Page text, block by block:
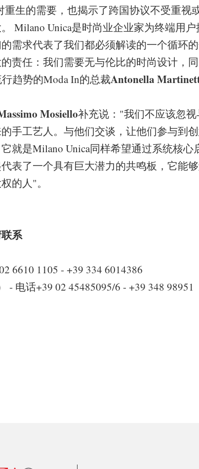
重生的需要，也揭示了跨国协议不受重视
Milano Unica是时尚业企业家为终端用
需求代表了我们都必须解读的一个循环的
责任：我们需要无与伦比的时尚设计，
趋势的Moda In的总裁Antonella
Mosiello补充说："我们不应该忽
手工艺人。与他们交谈，让他们参与到
就是Milano Unica同样希望通过系统核心
表了一个具有巨大潜力的共鸣板，它能
的人"。
系
6610 1105 - +39 334 6014386
- 电话+39 02 45485095/6 - +39 348 98951